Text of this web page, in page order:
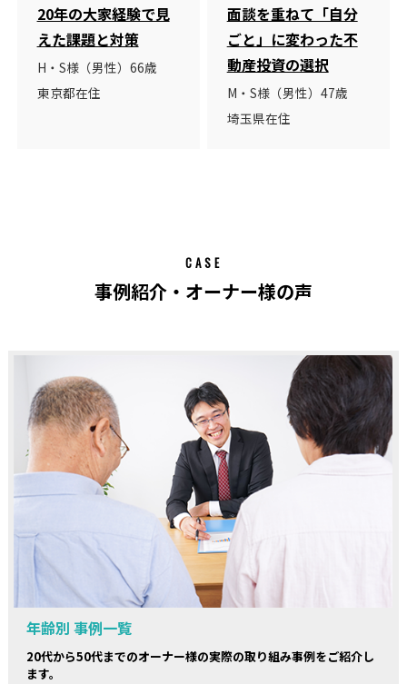
20年の大家経験で見
えた課題と対策
H・S様（男性）66歳
東京都在住
面談を重ねて「自分
ごと」に変わった不
動産投資の選択
M・S様（男性）47歳
埼玉県在住
CASE
事例紹介・オーナー様の声
年齢別 事例一覧
20代から50代までのオーナー様の実際の取り組み事例をご紹介し
ます。